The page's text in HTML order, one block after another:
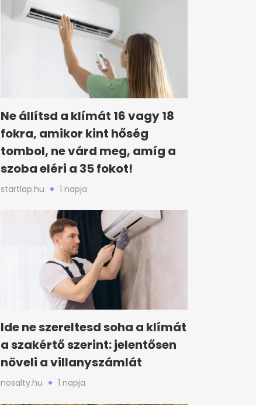
Ne állítsd a klímát 16 vagy 18
fokra, amikor kint hőség
tombol, ne várd meg, amíg a
szoba eléri a 35 fokot!
startlap.hu 1 napja
Ide ne szereltesd soha a klímát
a szakértő szerint: jelentősen
növeli a villanyszámlát
nosalty.hu 1 napja